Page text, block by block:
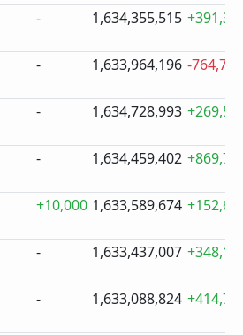
- 1,634,355,515
- 1,633,964,196 -764,797
- 1,634,728,993
- 1,634,459,402
+10,000 1,633,589,674
- 1,633,437,007
- 1,633,088,824